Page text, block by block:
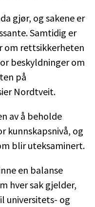
gjør, og sakene er
Samtidig er
om rettsikkerheten
beskyldninger om
på
Nordtveit.
av å beholde
kunnskapsnivå, og
blir uteksaminert.
en balanse
hver sak gjelder,
universitets- og